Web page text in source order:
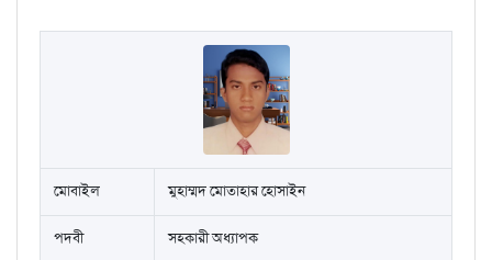
মোবাইল মুহাম্মদ মোতাহার হোসাইন
পদবী সহকারী অধ্যাপক